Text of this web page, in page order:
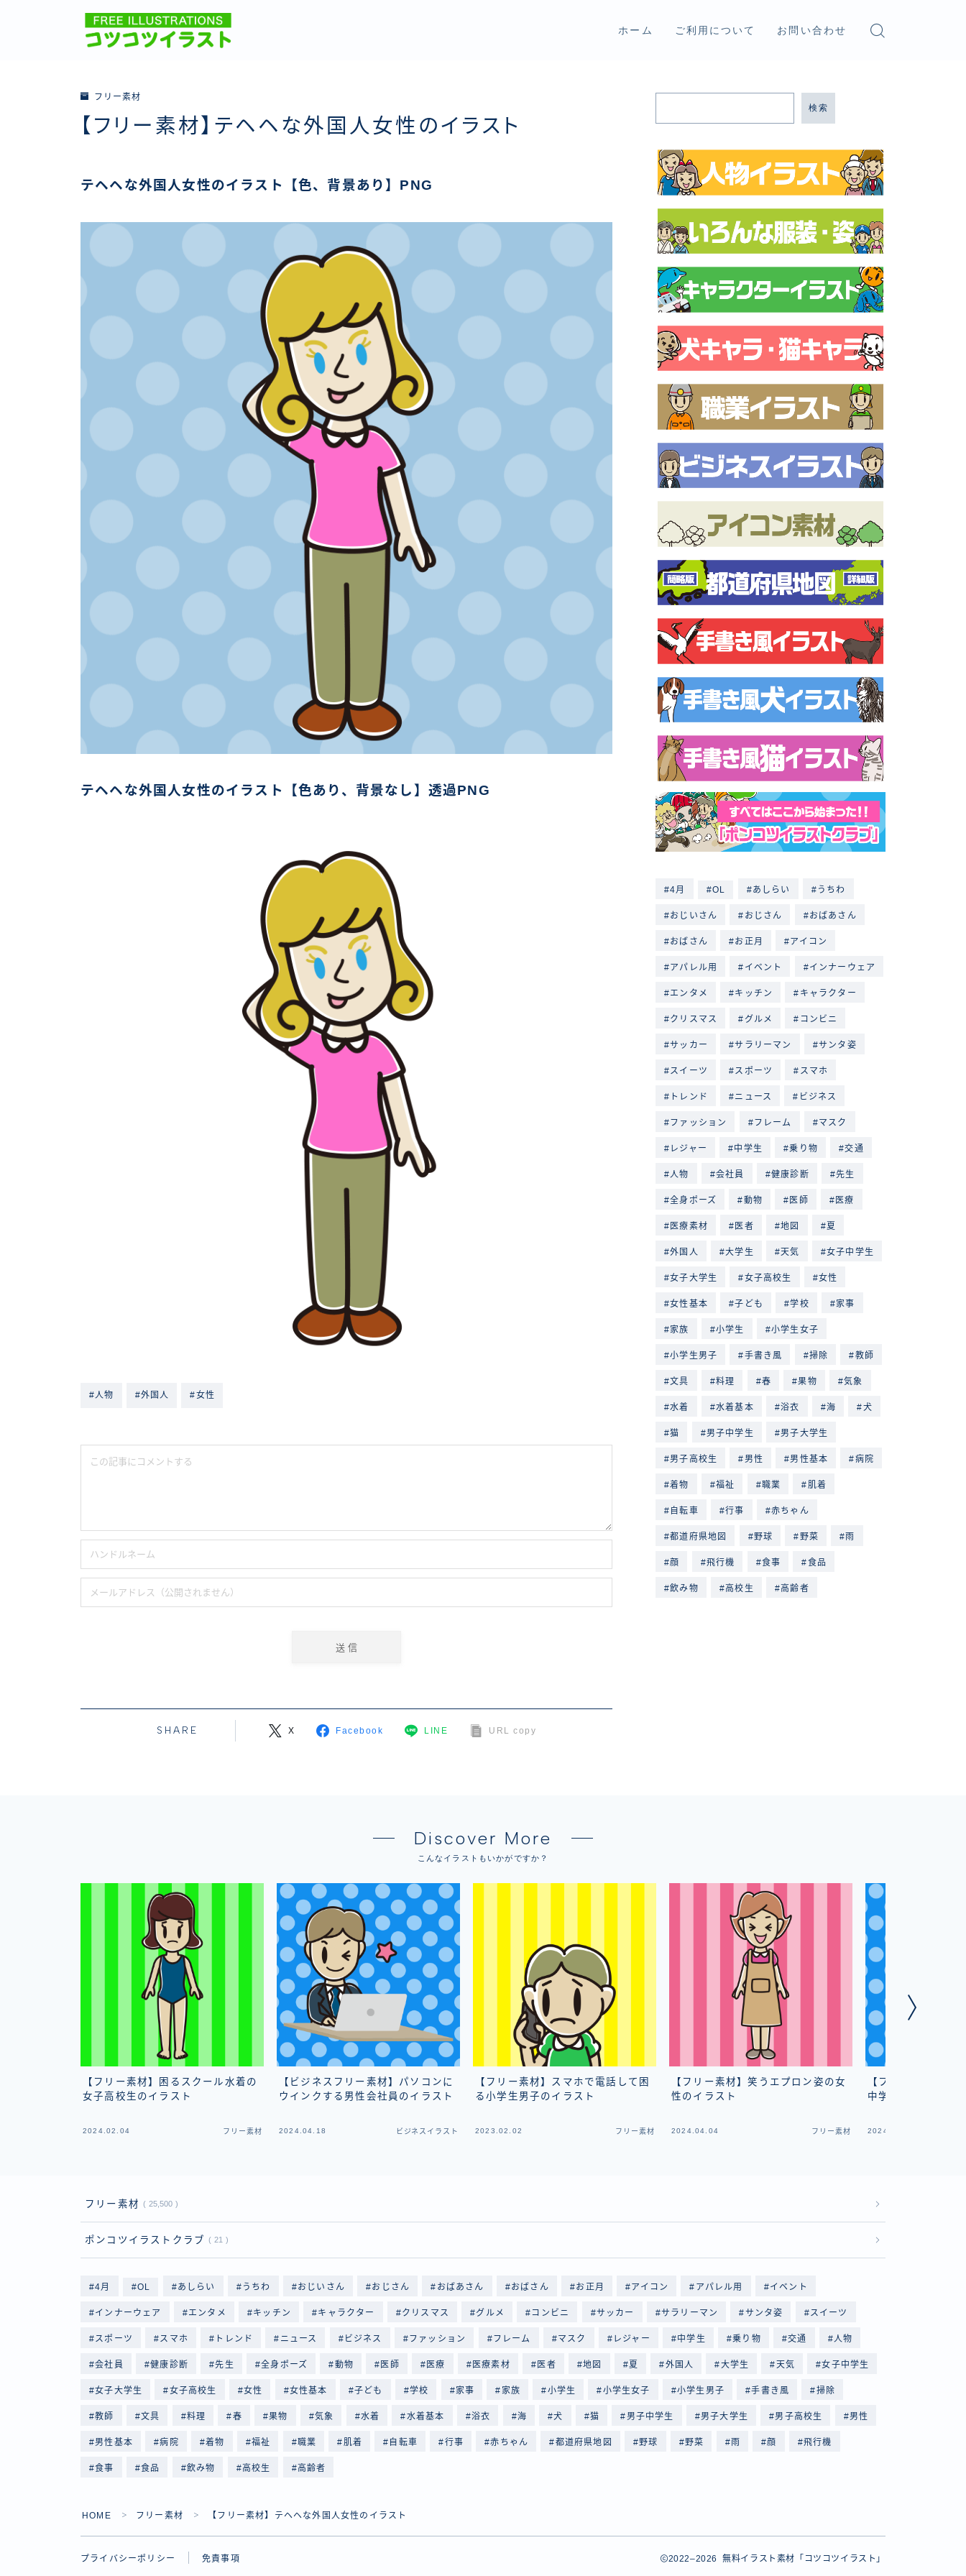
ホーム ご利用について お問い合わせ
フリー素材
【フリー素材】テヘヘな外国人女性のイラスト
テヘヘな外国人女性のイラスト【色、背景あり】PNG
テヘヘな外国人女性のイラスト【色あり、背景なし】透過PNG
#人物 #外国人 #女性
SHARE X Facebook LINE URL copy
検索
4月 OL あしらい うちわ
おじいさん おじさん おばあさん
おばさん お正月 アイコン
アパレル用 イベント インナーウェア
エンタメ キッチン キャラクター
クリスマス グルメ コンビニ
サッカー サラリーマン サンタ姿
スイーツ スポーツ スマホ
トレンド ニュース ビジネス
ファッション フレーム マスク
レジャー 中学生 乗り物 交通
人物 会社員 健康診断 先生
全身ポーズ 動物 医師 医療
医療素材 医者 地図 夏
外国人 大学生 天気 女子中学生
女子大学生 女子高校生 女性
女性基本 子ども 学校 家事
家族 小学生 小学生女子
小学生男子 手書き風 掃除 教師
文具 料理 春 果物 気象
水着 水着基本 浴衣 海 犬
猫 男子中学生 男子大学生
男子高校生 男性 男性基本 病院
着物 福祉 職業 肌着
自転車 行事 赤ちゃん
都道府県地図 野球 野菜 雨
顔 飛行機 食事 食品
飲み物 高校生 高齢者
Discover More
こんなイラストもいかがですか？
【フリー素材】困るスクール水着の
女子高校生のイラスト
2024.02.04 フリー素材
【ビジネスフリー素材】パソコンに
ウインクする男性会社員のイラスト
2024.04.18 ビジネスイラスト
【フリー素材】スマホで電話して困
る小学生男子のイラスト
2023.02.02 フリー素材
【フリー素材】笑うエプロン姿の女
性のイラスト
2024.04.04 フリー素材
【フリー素材】本
中学生のイラスト
2024.01.21
フリー素材 25,500
ポンコツイラストクラブ 21
4月 OL あしらい うちわ おじいさん おじさん おばあさん おばさん お正月 アイコン アパレル用 イベント
インナーウェア エンタメ キッチン キャラクター クリスマス グルメ コンビニ サッカー サラリーマン サンタ姿 スイーツ
スポーツ スマホ トレンド ニュース ビジネス ファッション フレーム マスク レジャー 中学生 乗り物 交通 人物
会社員 健康診断 先生 全身ポーズ 動物 医師 医療 医療素材 医者 地図 夏 外国人 大学生 天気 女子中学生
女子大学生 女子高校生 女性 女性基本 子ども 学校 家事 家族 小学生 小学生女子 小学生男子 手書き風 掃除
教師 文具 料理 春 果物 気象 水着 水着基本 浴衣 海 犬 猫 男子中学生 男子大学生 男子高校生 男性
男性基本 病院 着物 福祉 職業 肌着 自転車 行事 赤ちゃん 都道府県地図 野球 野菜 雨 顔 飛行機
食事 食品 飲み物 高校生 高齢者
HOME ＞ フリー素材 ＞ 【フリー素材】テヘヘな外国人女性のイラスト
プライバシーポリシー 免責事項 2022–2026 無料イラスト素材「コツコツイラスト」